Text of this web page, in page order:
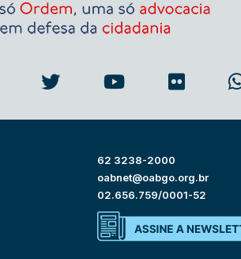
62 3238-2000
oabnet@oabgo.org.br
02.656.759/0001-52